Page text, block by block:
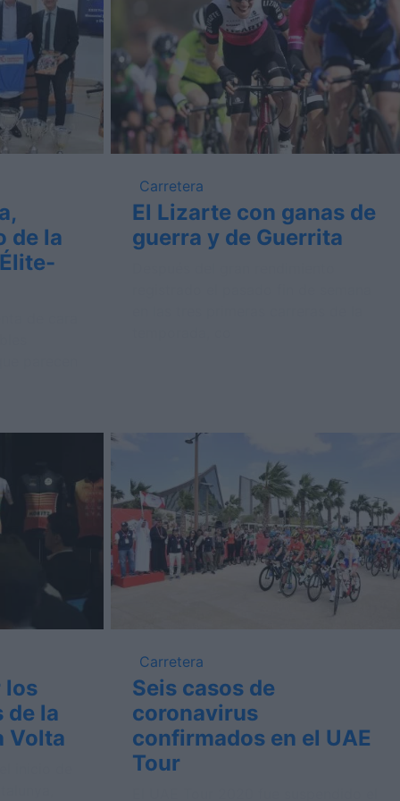
de la
Carretera
El Lizarte con ganas de
guerra y de Guerrita
los
de la
Volta
Carretera
Seis casos de
coronavirus
confirmados en el UAE
Tour